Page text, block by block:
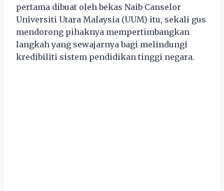
pertama dibuat oleh bekas Naib Canselor
Universiti Utara Malaysia (UUM) itu, sekali gus
mendorong pihaknya mempertimbangkan
langkah yang sewajarnya bagi melindungi
kredibiliti sistem pendidikan tinggi negara.